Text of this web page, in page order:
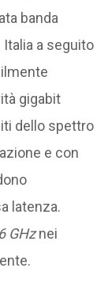
banda
a seguito
gigabit
dello spettro
e con
latenza.
GHznei